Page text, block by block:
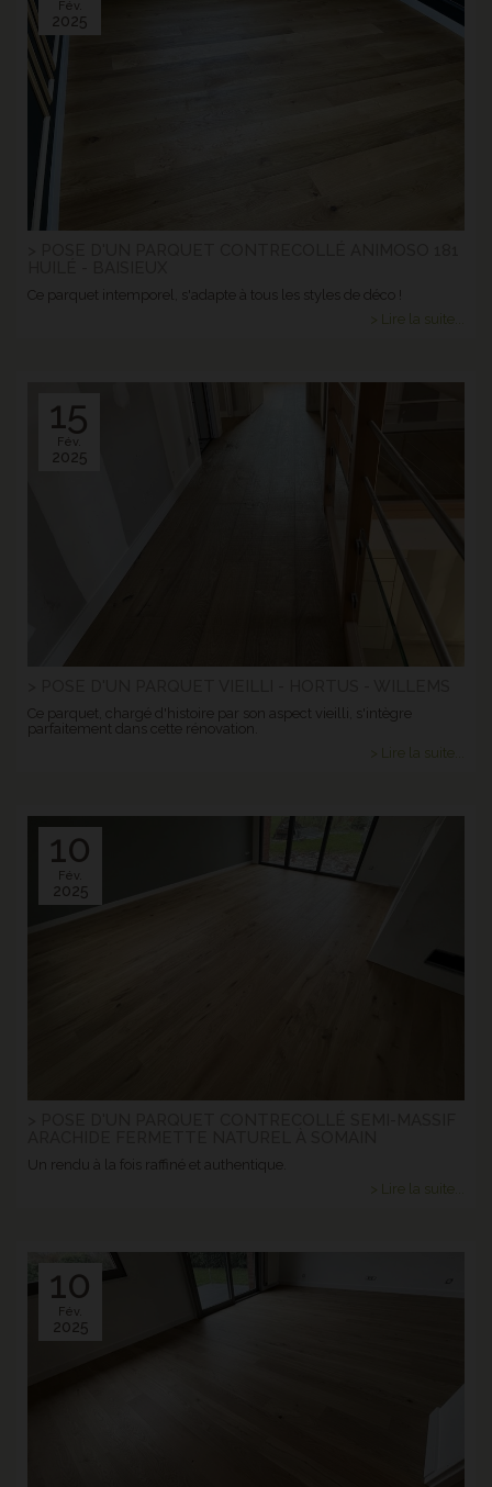
Fév.
2025
Ce parquet intemporel, s'adapte à tous les styles de déco !
> Lire la suite...
15
Fév.
2025
Ce parquet, chargé d'histoire par son aspect vieilli, s'intègre
parfaitement dans cette rénovation.
> Lire la suite...
10
Fév.
2025
Un rendu à la fois raffiné et authentique.
> Lire la suite...
10
Fév.
2025